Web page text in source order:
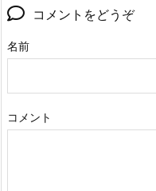
コメントをどうぞ
名前
コメント